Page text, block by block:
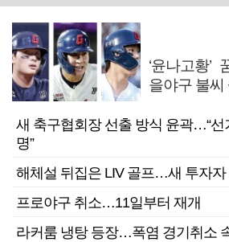
‘윤나고황’
을야구 불씨
새 축구협회장 선출 방식 윤곽…“
명”
해체설 뒤집은 LIV 골프…새 투자자
프로야구 취소…11일부터 재개
라커룸 냉탕 등장…폭염 경기취소